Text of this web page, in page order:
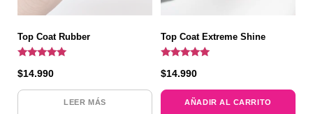
Top Coat Rubber
con
de 5
$14.990
LEER MÁS
Top Coat Extreme Shine
con
de 5
$14.990
AÑADIR AL CARRITO